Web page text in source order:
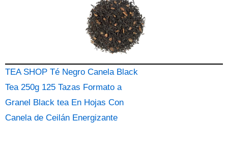
TEA SHOP Té Negro Canela Black
Tea 250g 125 Tazas Formato a
Granel Black tea En Hojas Con
Canela de Ceilán Energizante